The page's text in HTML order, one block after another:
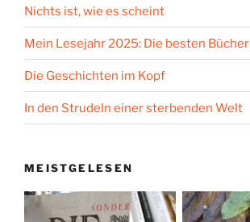
Nichts ist, wie es scheint
Mein Lesejahr 2025: Die besten Bücher
Die Geschichten im Kopf
In den Strudeln einer sterbenden Welt
MEISTGELESEN